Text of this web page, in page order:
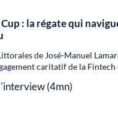
: la régate qui
de José-Manuel
caritatif de la Fintech
(4mn)